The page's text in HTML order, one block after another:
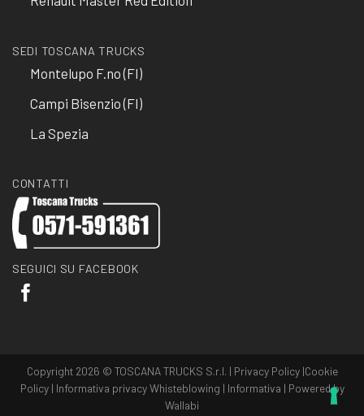
SEDI TOSCANA TRUCKS
Montelupo F.no (FI)
Campi Bisenzio (FI)
La Spezia
CONTATTI
SEGUICI SU FACEBOOK
Copyright 2026 © TOSCANA TRUCKS S.r.l. | Privacy Policy|Cookie
Policy| Informativa privacy Whisteblowing | Informativa | Powered by
Wallabi